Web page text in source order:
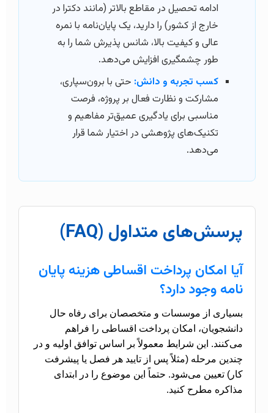
ادامه تحصیل در مقاطع بالاتر (مانند دکترا در
خارج از کشور) را دارید، یک پایان‌نامه با نمره
عالی و کیفیت بالا، شانس پذیرش شما را به
طور چشمگیری افزایش می‌دهد.
کسب تجربه و دانش: حتی با برون‌سپاری،
مشارکت و نظارت فعال بر پروژه، فرصت
مناسبی برای یادگیری عمیق‌تر مفاهیم و
تکنیک‌های پژوهشی در اختیار شما قرار
می‌دهد.
پرسش‌های متداول (FAQ)
آیا امکان پرداخت اقساطی هزینه پایان
نامه وجود دارد؟
بسیاری از موسسات و متخصصان برای رفاه حال
دانشجویان، امکان پرداخت اقساطی را فراهم
می‌کنند. این شرایط معمولاً بر اساس توافق اولیه و در
چندین مرحله (مثلاً پس از تایید هر فصل یا پیشرفت
کار) تعیین می‌شود. حتماً این موضوع را در ابتدای
مذاکره مطرح کنید.